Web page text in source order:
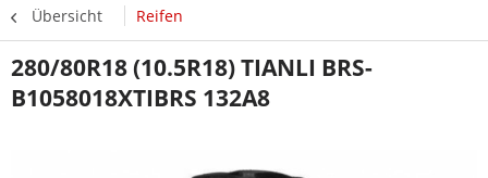
Übersicht Reifen
280/80R18 (10.5R18) TIANLI BRS-
B1058018XTIBRS 132A8